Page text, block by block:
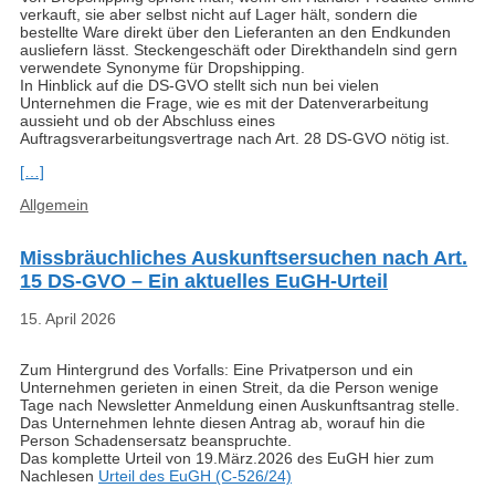
verkauft, sie aber selbst nicht auf Lager hält, sondern die
bestellte Ware direkt über den Lieferanten an den Endkunden
ausliefern lässt. Steckengeschäft oder Direkthandeln sind gern
verwendete Synonyme für Dropshipping.
In Hinblick auf die DS-GVO stellt sich nun bei vielen
Unternehmen die Frage, wie es mit der Datenverarbeitung
aussieht und ob der Abschluss eines
Auftragsverarbeitungsvertrage nach Art. 28 DS-GVO nötig ist.
[…]
Kategorien
Allgemein
Missbräuchliches Auskunftsersuchen nach Art.
15 DS-GVO – Ein aktuelles EuGH-Urteil
15. April 2026
Zum Hintergrund des Vorfalls: Eine Privatperson und ein
Unternehmen gerieten in einen Streit, da die Person wenige
Tage nach Newsletter Anmeldung einen Auskunftsantrag stelle.
Das Unternehmen lehnte diesen Antrag ab, worauf hin die
Person Schadensersatz beanspruchte.
Das komplette Urteil von 19.März.2026 des EuGH hier zum
Nachlesen Urteil des EuGH (C-526/24)